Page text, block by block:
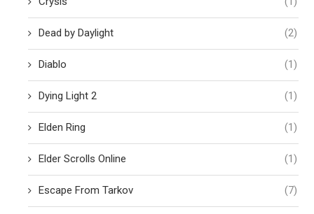
Dead by Daylight (2)
Diablo (1)
Dying Light 2 (1)
Elden Ring (1)
Elder Scrolls Online (1)
Escape From Tarkov (7)